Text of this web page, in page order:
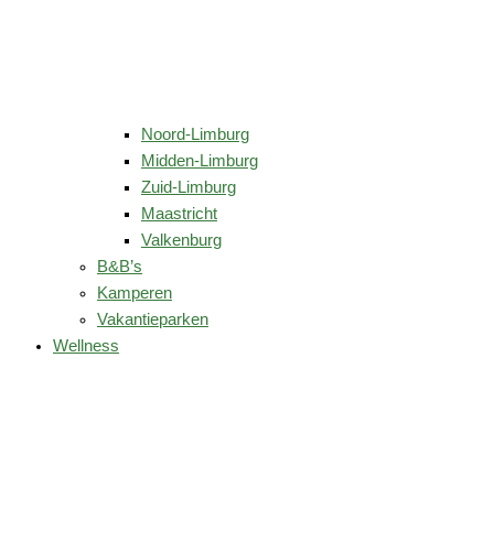
Noord-Limburg
Midden-Limburg
Zuid-Limburg
Maastricht
Valkenburg
B&B’s
Kamperen
Vakantieparken
Wellness